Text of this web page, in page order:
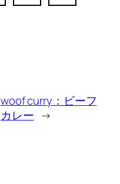
woof curry：ビーフ
カレー →